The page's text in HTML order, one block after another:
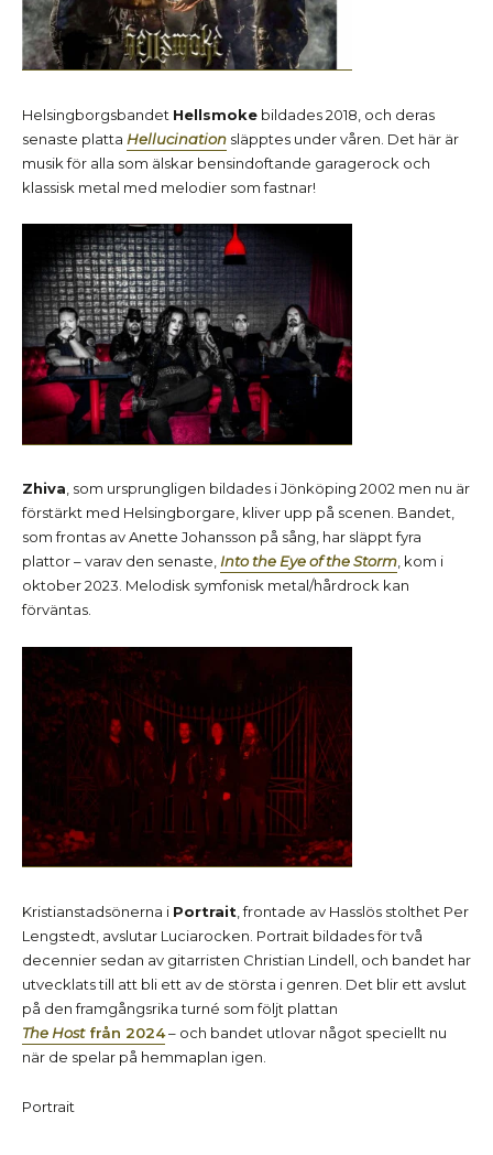
Helsingborgsbandet Hellsmoke bildades 2018, och deras
senaste platta Hellucination släpptes under våren. Det här är
musik för alla som älskar bensindoftande garagerock och
klassisk metal med melodier som fastnar!
Zhiva, som ursprungligen bildades i Jönköping 2002 men nu är
förstärkt med Helsingborgare, kliver upp på scenen. Bandet,
som frontas av Anette Johansson på sång, har släppt fyra
plattor – varav den senaste,Into the Eye of the Storm, kom i
oktober 2023. Melodisk symfonisk metal/hårdrock kan
förväntas.
Kristianstadsönerna i Portrait , frontade av Hasslös stolthet Per
Lengstedt, avslutar Luciarocken. Portrait bildades för två
decennier sedan av gitarristen Christian Lindell, och bandet har
utvecklats till att bli ett av de största i genren. Det blir ett avslut
på den framgångsrika turné som följt plattan
The Hostfrån 2024– och bandet utlovar något speciellt nu
när de spelar på hemmaplan igen.
Portrait